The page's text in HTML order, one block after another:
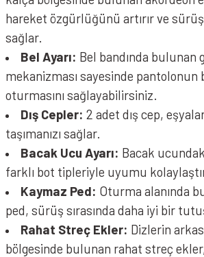
hareket özgürlüğünü artırır ve sürüş
sağlar.
Bel Ayarı: Bel bandında bulunan
mekanizması sayesinde pantolonun
oturmasını sağlayabilirsiniz.
Dış Cepler: 2 adet dış cep,
taşımanızı sağlar.
Bacak Ucu Ayarı: Bacak
farklı bot tipleriyle uyumu
Kaymaz Ped: Oturma alanında
ped, sürüş sırasında daha iyi bir
Rahat Streç Ekler: Dizlerin
bölgesinde bulunan rahat streç